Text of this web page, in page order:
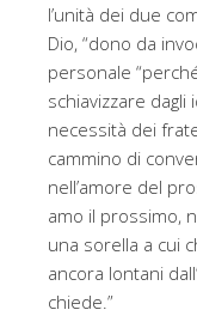
l’unità dei due
Dio, “dono da
personale
schiavizzare
necessità dei
cammino di
nell’amore del
amo il prossimo,
una sorella a cui
ancora lontani
chiede.”